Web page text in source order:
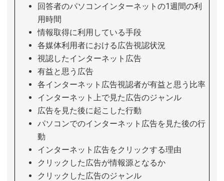
回答者のパソコンインターネットの1週間の利
用時間
情報取得に利用している手段
各媒体利用者における広告視認状況
視認したインターネット広告
有益と思う広告
各インターネット広告視認者が有益と思う比率
インターネット上で見た広告のジャンル
広告を見た後に起こした行動
パソコンでのインターネット広告を見た後の行
動
インターネット広告をクリックする理由
クリックした広告が情報源となるか
クリックした広告のジャンル